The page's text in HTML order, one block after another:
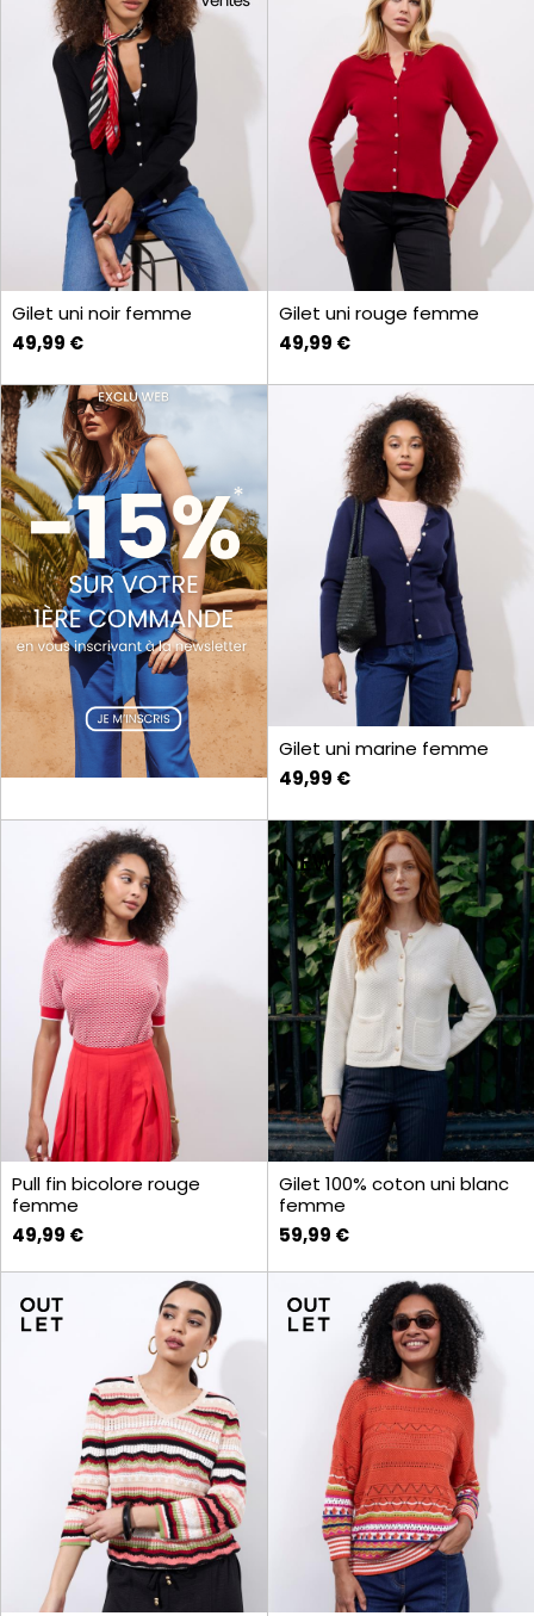
Gilet uni noir femme
49,99 €
Gilet uni rouge femme
49,99 €
Gilet uni marine femme
49,99 €
Pull fin bicolore rouge
femme
49,99 €
Gilet 100% coton uni blanc
femme
59,99 €